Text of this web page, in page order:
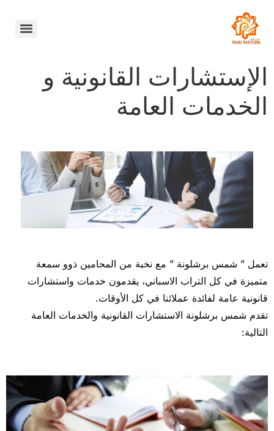
الإستشارات القانونية و
الخدمات العامة
تعمل ” شمس برشلونة ” مع نخبة من المحامين ذوو سمعة
متميزة في كل التراب الاسباني، يقدمون خدمات واستشارات
قانونية عامة لفائدة عملائنا في كل الأوقات.
تقدم شمس برشلونة الاستشارات القانونية والخدمات العامة
التالية: